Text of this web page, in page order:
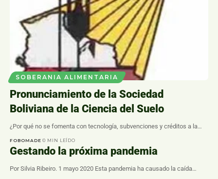
SOBERANIA ALIMENTARIA
Pronunciamiento de la Sociedad
Boliviana de la Ciencia del Suelo
¿Por qué no se fomenta con tecnología, subvenciones y créditos a la…
FOBOMADE 0 MIN LEÍDO
Gestando la próxima pandemia
Por Silvia Ribeiro. 1 mayo 2020 Esta pandemia ha causado la caída…